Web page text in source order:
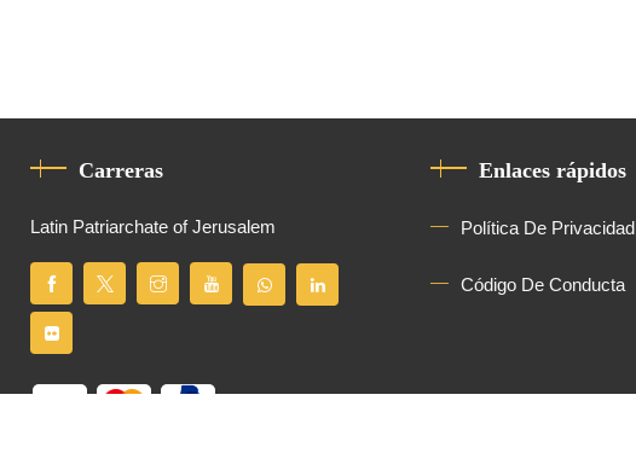
Carreras
Latin Patriarchate of Jerusalem
Enlaces rápidos
Política De Privacidad
Código De Conducta